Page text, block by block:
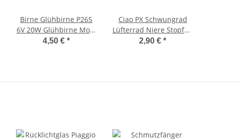
Birne Glühbirne P26S
6V 20W Glühbirne Mofa
Moped Scheinwerfer
4,50 € *
Ciao PX Schwungrad
Lüfterrad Niere Stopfen
ab`76 Polrad Gummi
2,90 € *